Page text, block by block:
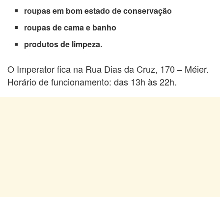
roupas em bom estado de conservação
roupas de cama e banho
produtos de limpeza.
O Imperator fica na Rua Dias da Cruz, 170 – Méier.
Horário de funcionamento: das 13h às 22h.